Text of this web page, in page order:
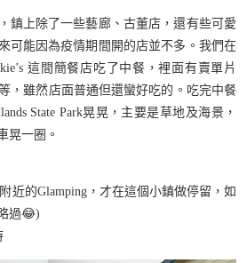
鎮上除了一些藝廊、古董店，還有些可愛
可能因為疫情期間開的店並不多。我們在
這間簡餐店吃了中餐，裡面有賣單片
，雖然店面普通但還蠻好吃的。吃完中餐
State Park晃晃，主要是草地及海景，
晃一圈。
近的Glamping，才在這個小鎮做停留，如
過😂)